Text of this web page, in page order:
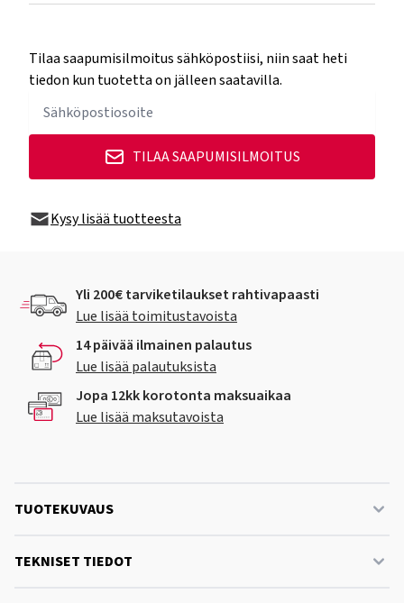
Tilaa saapumisilmoitus sähköpostiisi, niin saat heti
tiedon kun tuotetta on jälleen saatavilla.
TILAA SAAPUMISILMOITUS
Kysy lisää tuotteesta
Yli 200€ tarviketilaukset rahtivapaasti
Lue lisää toimitustavoista
14 päivää ilmainen palautus
Lue lisää palautuksista
Jopa 12kk korotonta maksuaikaa
Lue lisää maksutavoista
TUOTEKUVAUS
TEKNISET TIEDOT